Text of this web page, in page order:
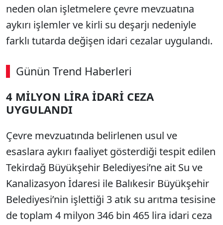
neden olan işletmelere çevre mevzuatına
aykırı işlemler ve kirli su deşarjı nedeniyle
farklı tutarda değişen idari cezalar uygulandı.
Günün Trend Haberleri
00:02 / 03:08
4 MİLYON LİRA İDARİ CEZA
UYGULANDI
Çevre mevzuatında belirlenen usul ve
esaslara aykırı faaliyet gösterdiği tespit edilen
Tekirdağ Büyükşehir Belediyesi’ne ait Su ve
Kanalizasyon İdaresi ile Balıkesir Büyükşehir
Belediyesi’nin işlettiği 3 atık su arıtma tesisine
de toplam 4 milyon 346 bin 465 lira idari ceza